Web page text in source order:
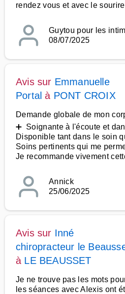
rendez vous et avec le sourire
Guytou pour les
08/07/2025
Avis sur Emmanuelle
Portal à PONT CROIX
Demande globale de mon
➕ Soignante à l'écoute et
Disponible tant dans le soin
Soins pertinents qui me
Je recommande vivement
Annick
25/06/2025
Avis sur Inné
chiropracteur le
à LE BEAUSSET
Je ne trouve pas les mots
les séances avec Alexis ont